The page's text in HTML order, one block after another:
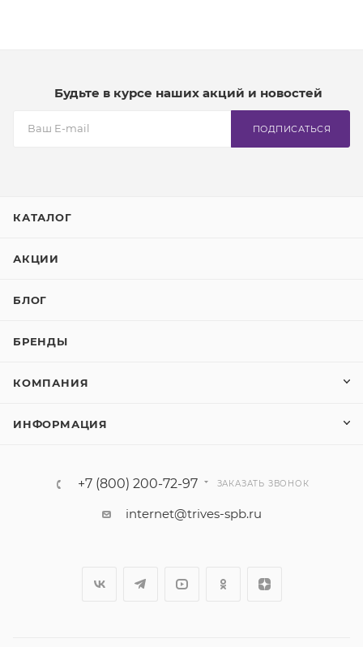
Будьте в курсе наших акций и новостей
ПОДПИСАТЬСЯ
КАТАЛОГ
АКЦИИ
БЛОГ
БРЕНДЫ
КОМПАНИЯ
ИНФОРМАЦИЯ
+7 (800) 200-72-97 ЗАКАЗАТЬ ЗВОНОК
internet@trives-spb.ru